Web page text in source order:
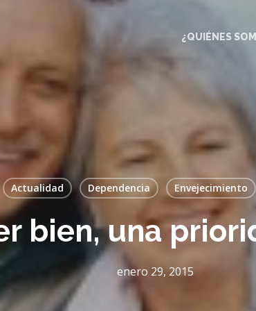
¿QUIÉNES
Actualidad Dependencia Envejecimiento
bien, una
enero 29, 2015